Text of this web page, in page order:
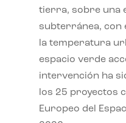
tierra, sobre una
subterránea, con
la temperatura
espacio verde
intervención ha
los 25 proyectos
Europeo del